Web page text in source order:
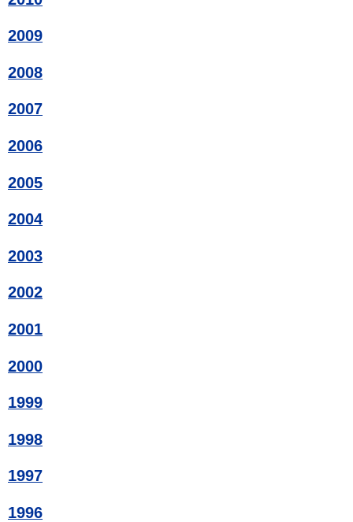
2009
2008
2007
2006
2005
2004
2003
2002
2001
2000
1999
1998
1997
1996